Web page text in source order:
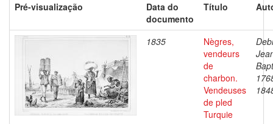
Pré-visualização
Data do
documento
Título
1835
Nègres,
vendeurs
de
charbon.
Vendeuses
de pled
Turquie